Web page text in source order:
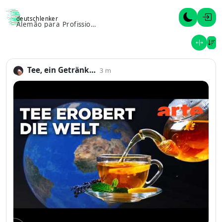
deutschlenker
Alemão para Profissionais Alternar
Abrir
Tee, ein Getränk… 3 m